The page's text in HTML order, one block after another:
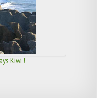
Kiwi !